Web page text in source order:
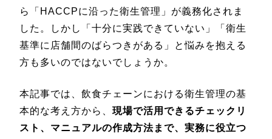
ら「HACCPに沿った衛生管理」が義務化されま
した。しかし「十分に実践できていない」「衛生
基準に店舗間のばらつきがある」と悩みを抱える
方も多いのではないでしょうか。
本記事では、飲食チェーンにおける衛生管理の基
本的な考え方から、 現場で活用できるチェックリ
スト、マニュアルの作成方法まで、実務に役立つ